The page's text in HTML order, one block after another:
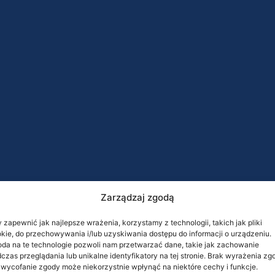
Zarządzaj zgodą
zapewnić jak najlepsze wrażenia, korzystamy z technologii, takich jak pliki
do przechowywania i/lub uzyskiwania dostępu do informacji o urządzeniu.
na te technologie pozwoli nam przetwarzać dane, takie jak zachowanie
przeglądania lub unikalne identyfikatory na tej stronie. Brak wyrażenia
wycofanie zgody może niekorzystnie wpłynąć na niektóre cechy i funkcje.